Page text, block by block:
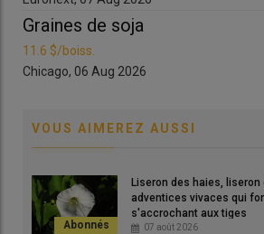
Graines de soja
11.6 $/boiss.
Chicago, 06 Aug 2026
VOUS AIMEREZ AUSSI
Liseron des haies,
adventices vivaces qui
s'accrochant aux tiges
07 août 2026